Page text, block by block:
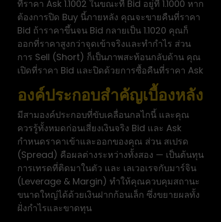
ที่ราคา Ask 1.1002 ในขณะที่ Bid อยู่ที่ 1.1000 หาก
ต้องการปิด Buy นี้ภายหลัง คุณจะขายคืนที่ราคา
Bid ถ้าราคาขึ้นจน Bid กลายเป็น 1.1020 คุณก็
ออกที่ราคาสูงกว่าจุดเข้าจริงและทำกำไร ส่วน
การ Sell (Short) ก็เป็นภาพสะท้อนกลับด้าน คุณ
เปิดที่ราคา Bid และปิดด้วยการซื้อคืนที่ราคา Ask
องค์ประกอบสำคัญเบื้องหลัง
มีสามองค์ประกอบที่ขับเคลื่อนกลไกนี้ และคุณ
ควรรู้ทั้งหมดก่อนเสี่ยงเงินจริง Bid และ Ask
กำหนดราคาเข้าและออกของคุณ ส่วน สเปรด
(Spread) คือผลต่างระหว่างทั้งสอง — เป็นต้นทุน
การเทรดที่ติดมาในตัว และ เลเวอเรจกับมาร์จิน
(Leverage & Margin) ทำให้คุณควบคุมสถานะ
ขนาดใหญ่ได้ด้วยเงินฝากก้อนเล็ก ซึ่งขยายผลทั้ง
ฝั่งกำไรและขาดทุน